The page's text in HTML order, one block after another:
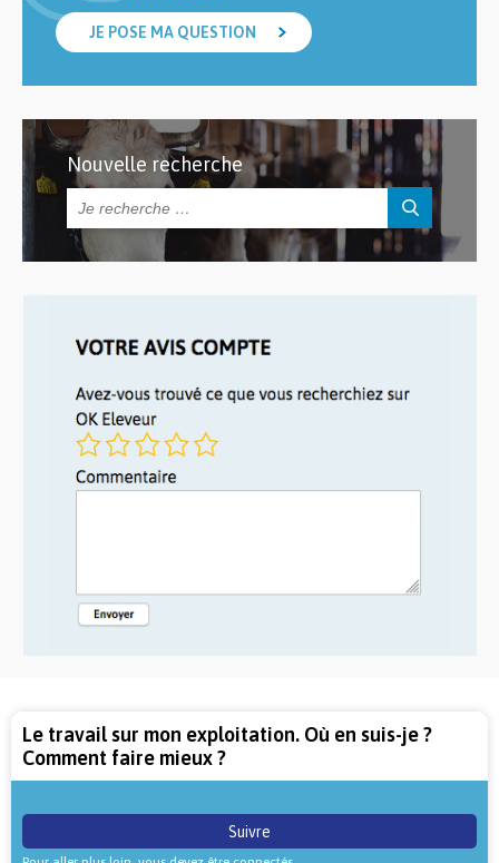
JE POSE MA QUESTION
Nouvelle recherche
Le travail sur mon exploitation. Où en suis-je ?
Comment faire mieux ?
Suivre